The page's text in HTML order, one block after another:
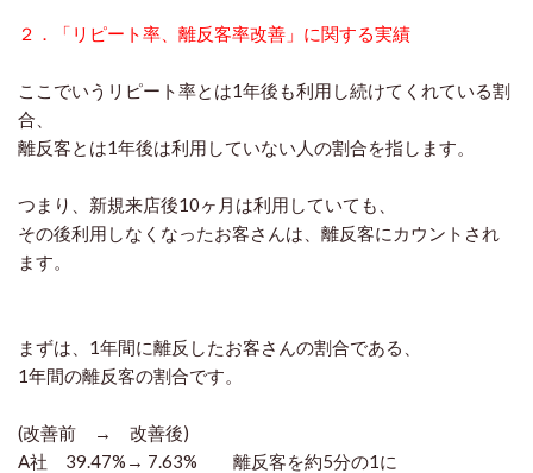
２．「リピート率、離反客率改善」に関する実績
ここでいうリピート率とは1年後も利用し続けてくれている割
合、
離反客とは1年後は利用していない人の割合を指します。
つまり、新規来店後10ヶ月は利用していても、
その後利用しなくなったお客さんは、離反客にカウントされ
ます。
まずは、1年間に離反したお客さんの割合である、
1年間の離反客の割合です。
(改善前 → 改善後)
A社 39.47%→ 7.63% 離反客を約5分の1に